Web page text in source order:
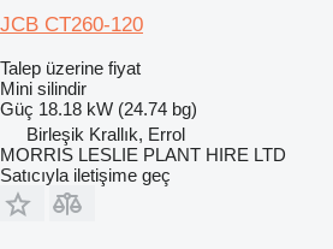
JCB CT260-120
Talep üzerine fiyat
Mini silindir
Güç 18.18 kW (24.74 bg)
Birleşik Krallık, Errol
MORRIS LESLIE PLANT HIRE LTD
Satıcıyla iletişime geç